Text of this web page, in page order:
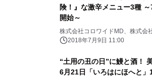
険！』な激辛メニュー3種
開始～
株式会社コロワイドMD、株式会
2018年7月9日 11:00
“土用の丑の日”に鰻と酒！
6月21日「いろはにほへと」